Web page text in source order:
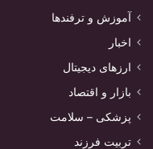
آموزش و ترفندها
اخبار
ارزهای دیجیتال
بازار و اقتصاد
پزشکی – سلامت
تربیت فرزند